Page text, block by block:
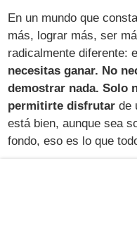
En un mundo que
más, lograr más, ser
radicalmente diferente:
necesitas ganar. No
demostrar nada. Solo
permitirte disfrutar de
está bien, aunque sea
fondo, eso es lo que